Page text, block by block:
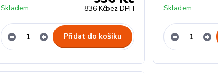
836 Kčbez DPH
Skladem
Přidat do košíku
Skladem